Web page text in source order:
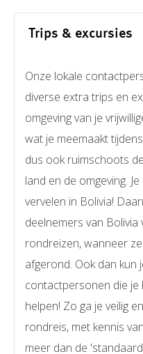
Trips & excursies
Onze lokale
diverse extra trips en
omgeving van je
wat je meemaakt
dus ook ruimschoots
land en de omgeving.
vervelen in Bolivia!
deelnemers van Bolivia
rondreizen, wanneer
afgerond. Ook dan kun
contactpersonen die je
helpen! Zo ga je veilig
rondreis, met kennis
meer dan de